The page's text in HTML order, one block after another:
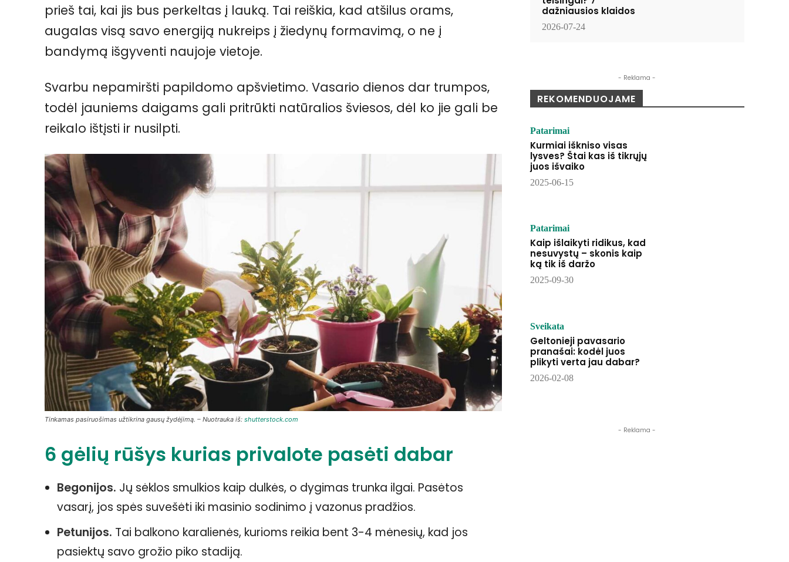
prieš tai, kai jis bus perkeltas į lauką. Tai reiškia, kad atšilus orams,
augalas visą savo energiją nukreips į žiedynų formavimą, o ne į
bandymą išgyventi naujoje vietoje.
Svarbu nepamiršti papildomo apšvietimo. Vasario dienos dar trumpos,
todėl jauniems daigams gali pritrūkti natūralios šviesos, dėl ko jie gali be
reikalo ištįsti ir nusilpti.
Tinkamas pasiruošimas užtikrina gausų žydėjimą. – Nuotrauka iš: shutterstock.com
6 gėlių rūšys kurias privalote pasėti dabar
Begonijos. Jų sėklos smulkios kaip dulkės, o dygimas trunka ilgai. Pasėtos
vasarį, jos spės suvešėti iki masinio sodinimo į vazonus pradžios.
Petunijos. Tai balkono karalienės, kurioms reikia bent 3-4 mėnesių, kad jos
pasiektų savo grožio piko stadiją.
dažniausios klaidos
2026-07-24
- Reklama -
REKOMENDUOJAME
Patarimai
Kurmiai iškniso visas
lysves? Štai kas iš tikrųjų
juos išvaiko
2025-06-15
Patarimai
Kaip išlaikyti ridikus, kad
nesuvystų – skonis kaip
ką tik iš daržo
2025-09-30
Sveikata
Geltonieji pavasario
pranašai: kodėl juos
plikyti verta jau dabar?
2026-02-08
- Reklama -